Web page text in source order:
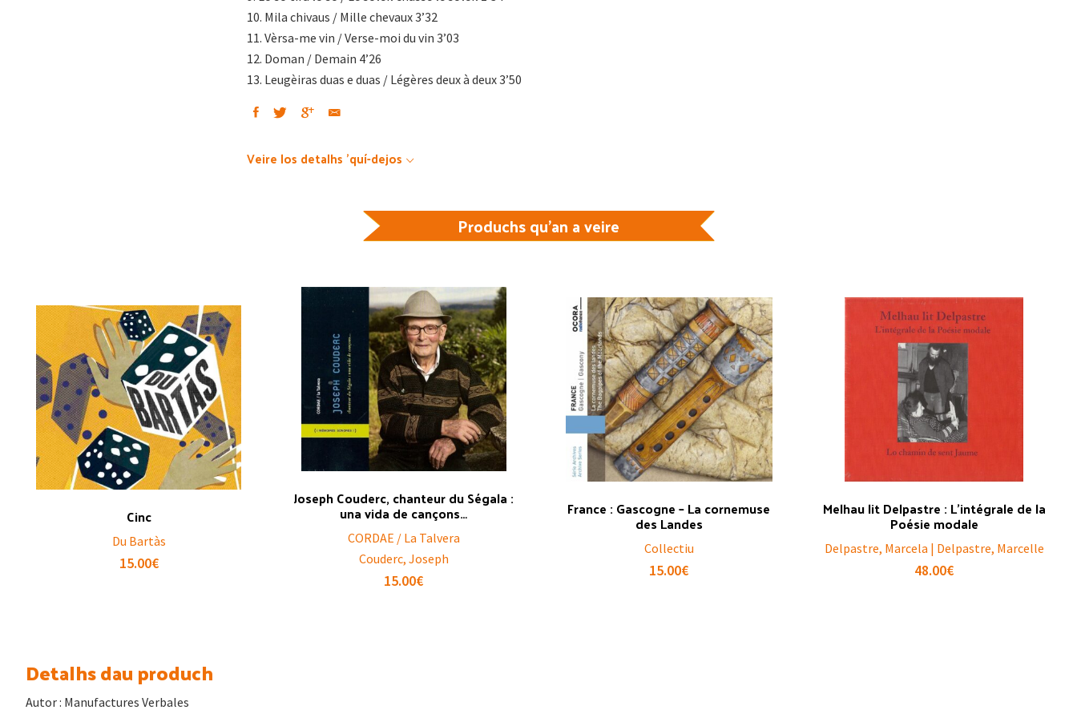
10. Mila chivaus / Mille chevaux 3’32
11. Vèrsa-me vin / Verse-moi du vin 3’03
12. Doman / Demain 4’26
13. Leugèiras duas e duas / Légères deux à deux 3’50
Veire los detalhs 'quí-dejos
Produchs qu'an a veire
Cinc
Du Bartàs
15.00€
Joseph Couderc, chanteur du Ségala :
una vida de cançons…
CORDAE / La Talvera
Couderc, Joseph
15.00€
France : Gascogne – La cornemuse
des Landes
Collectiu
15.00€
Melhau lit Delpastre : L’intégrale de la
Poésie modale
Delpastre, Marcela | Delpastre, Marcelle
48.00€
Detalhs dau produch
Autor : Manufactures Verbales